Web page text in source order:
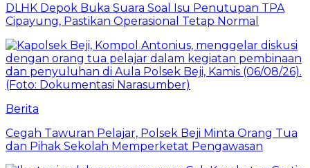
DLHK Depok Buka Suara Soal Isu Penutupan TPA
Cipayung, Pastikan Operasional Tetap Normal
Berita
Cegah Tawuran Pelajar, Polsek Beji Minta Orang Tua
dan Pihak Sekolah Memperketat Pengawasan